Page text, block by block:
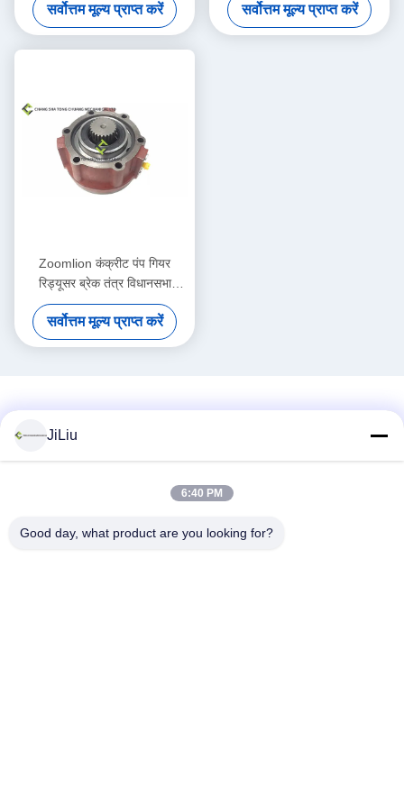
सर्वोत्तम मूल्य प्राप्त करें सर्वोत्तम मूल्य प्राप्त करें
Zoomlion कंक्रीट पंप गियर
रिड्यूसर ब्रेक तंत्र विधानसभा
ED2090 1039805629
सर्वोत्तम मूल्य प्राप्त करें
JiLiu
6:40 PM
Good day, what product are you looking for?